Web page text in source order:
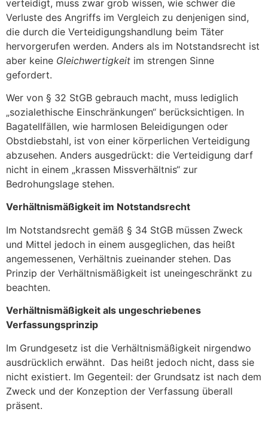
verteidigt, muss zwar grob wissen, wie schwer die
Verluste des Angriffs im Vergleich zu denjenigen sind,
die durch die Verteidigungshandlung beim Täter
hervorgerufen werden. Anders als im Notstandsrecht ist
aber keine Gleichwertigkeit im strengen Sinne
gefordert.
Wer von § 32 StGB gebrauch macht, muss lediglich
„sozialethische Einschränkungen“ berücksichtigen. In
Bagatellfällen, wie harmlosen Beleidigungen oder
Obstdiebstahl, ist von einer körperlichen Verteidigung
abzusehen. Anders ausgedrückt: die Verteidigung darf
nicht in einem „krassen Missverhältnis“ zur
Bedrohungslage stehen.
Verhältnismäßigkeit im Notstandsrecht
Im Notstandsrecht gemäß § 34 StGB müssen Zweck
und Mittel jedoch in einem ausgeglichen, das heißt
angemessenen, Verhältnis zueinander stehen. Das
Prinzip der Verhältnismäßigkeit ist uneingeschränkt zu
beachten.
Verhältnismäßigkeit als ungeschriebenes
Verfassungsprinzip
Im Grundgesetz ist die Verhältnismäßigkeit nirgendwo
ausdrücklich erwähnt. Das heißt jedoch nicht, dass sie
nicht existiert. Im Gegenteil: der Grundsatz ist nach dem
Zweck und der Konzeption der Verfassung überall
präsent.